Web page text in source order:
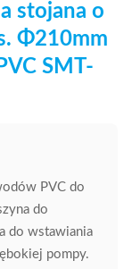
stojana o
Φ210mm
SMT-
PVC do
do
do wstawiania
pompy.